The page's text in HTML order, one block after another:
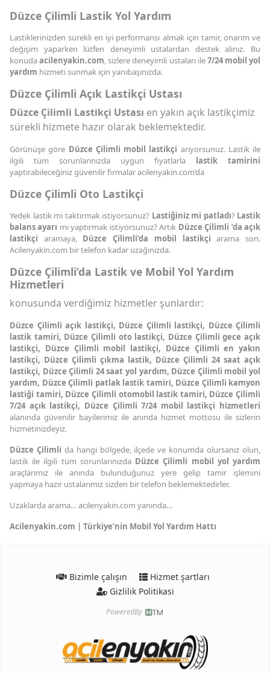
Düzce Çilimli Lastik Yol Yardım
Lastiklerinizden sürekli en iyi performansı almak için tamir, onarım ve
değişim yaparken lütfen deneyimli ustalardan destek alınız. Bu
konudaacilenyakin.com, sizlere deneyimli ustaları ile7/24 mobil yol
yardım hizmeti sunmak için yanıbaşınızda.
Düzce Çilimli Açık Lastikçi Ustası
Düzce Çilimli Lastikçi Ustası en yakın açık lastikçimiz
sürekli hizmete hazır olarak beklemektedir.
Görünüşe göre Düzce Çilimli mobil lastikçi arıyorsunuz. Lastik ile
ilgili tüm sorunlarınızda uygun fiyatlarla lastik tamirini
yaptırabileceğiniz güvenilir firmalar acilenyakin.com’da
Düzce Çilimli Oto Lastikçi
Yedek lastik mi taktırmak istiyorsunuz? Lastiğiniz mi patladı? Lastik
balans ayarı mı yaptırmak istiyorsunuz? Artık Düzce Çilimli ’da açık
lastikçi aramaya, Düzce Çilimli’da mobil lastikçi arama son.
Acilenyakin.com bir telefon kadar uzağınızda.
Düzce Çilimli’da Lastik ve Mobil Yol Yardım
Hizmetleri
konusunda verdiğimiz hizmetler şunlardır:
Düzce Çilimli açık lastikçi, Düzce Çilimli lastikçi, Düzce Çilimli
lastik tamiri, Düzce Çilimli oto lastikçi, Düzce Çilimli gece açık
lastikçi, Düzce Çilimli mobil lastikçi, Düzce Çilimli en yakın
lastikçi, Düzce Çilimli çıkma lastik, Düzce Çilimli 24 saat açık
lastikçi, Düzce Çilimli 24 saat yol yardım, Düzce Çilimli mobil yol
yardım, Düzce Çilimli patlak lastik tamiri, Düzce Çilimli kamyon
lastiği tamiri, Düzce Çilimli otomobil lastik tamiri, Düzce Çilimli
7/24 açık lastikçi, Düzce Çilimli 7/24 mobil lastikçi hizmetleri
alanında güvenilir bayilerimiz ile anında hizmet mottosu ile sizlerin
hizmetinizdeyiz.
Düzce Çilimli da hangi bölgede, ilçede ve konumda olursanız olun,
lastik ile ilgili tüm sorunlarınızda Düzce Çilimli mobil yol yardım
araçlarımız ile anında bulunduğunuz yere gelip tamir işlemini
yapmaya hazır ustalarımız sizden bir telefon beklemektedirler.
Uzaklarda arama… acilenyakin.com yanında…
Acilenyakin.com | Türkiye’nin Mobil Yol Yardım Hattı
Bizimle çalışın
Hizmet şartları
Gizlilik Politikasi
PoweredBy